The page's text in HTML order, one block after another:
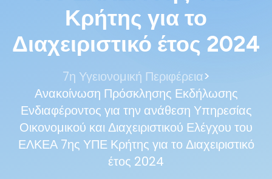
Κρήτης για το
Διαχειριστικό έτος 2024
7η Υγειονομική Περιφέρεια>
Ανακοίνωση Πρόσκλησης Εκδήλωσης
Ενδιαφέροντος για την ανάθεση Υπηρεσίας
Οικονομικού και Διαχειριστικού Ελέγχου του
ΕΛΚΕΑ 7ης ΥΠΕ Κρήτης για το Διαχειριστικό
έτος 2024